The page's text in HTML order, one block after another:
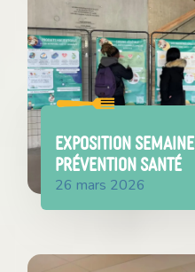
EXPOSITION SEMAINE
prévention santé
26 mars 2026